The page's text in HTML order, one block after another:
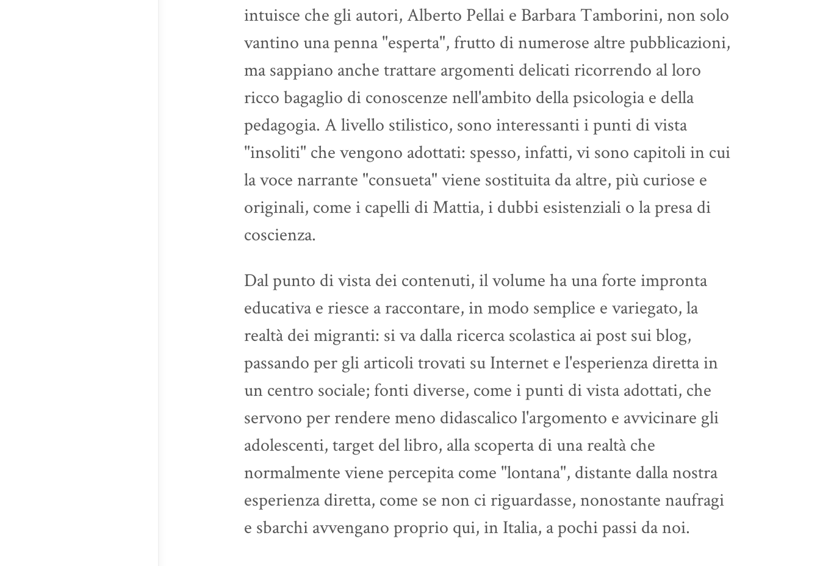
intuisce che gli autori, Alberto Pellai e Barbara Tamborini, non solo
vantino una penna "esperta", frutto di numerose altre pubblicazioni,
ma sappiano anche trattare argomenti delicati ricorrendo al loro
ricco bagaglio di conoscenze nell'ambito della psicologia e della
pedagogia. A livello stilistico, sono interessanti i punti di vista
"insoliti" che vengono adottati: spesso, infatti, vi sono capitoli in cui
la voce narrante "consueta" viene sostituita da altre, più curiose e
originali, come i capelli di Mattia, i dubbi esistenziali o la presa di
coscienza.
Dal punto di vista dei contenuti, il volume ha una forte impronta
educativa e riesce a raccontare, in modo semplice e variegato, la
realtà dei migranti: si va dalla ricerca scolastica ai post sui blog,
passando per gli articoli trovati su Internet e l'esperienza diretta in
un centro sociale; fonti diverse, come i punti di vista adottati, che
servono per rendere meno didascalico l'argomento e avvicinare gli
adolescenti, target del libro, alla scoperta di una realtà che
normalmente viene percepita come "lontana", distante dalla nostra
esperienza diretta, come se non ci riguardasse, nonostante naufragi
e sbarchi avvengano proprio qui, in Italia, a pochi passi da noi.